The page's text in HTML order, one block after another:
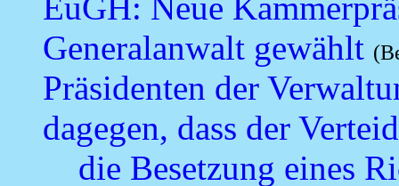
Generalanwalt gewählt
Präsidenten der
dagegen, dass der
die Besetzung eines